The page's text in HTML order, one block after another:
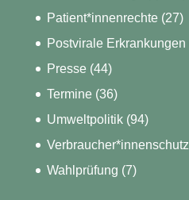
Patient*innenrechte(27)
Postvirale Erkrankungen
Presse(44)
Termine(36)
Umweltpolitik(94)
Verbraucher*innenschutz
Wahlprüfung (7)